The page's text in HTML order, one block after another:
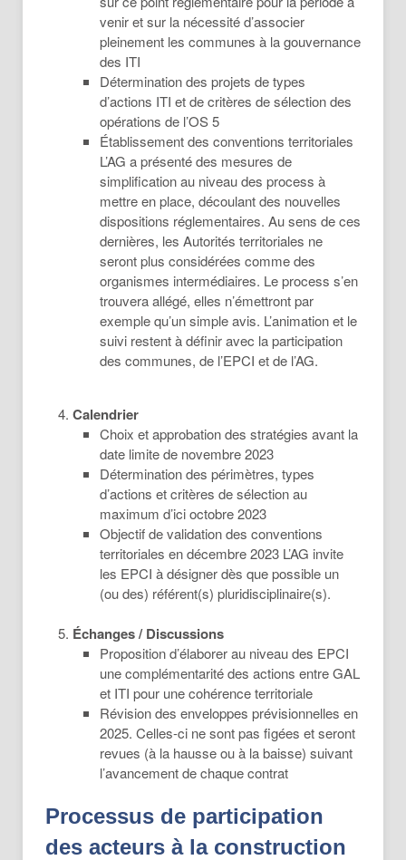
venir et sur la nécessité d’associer
pleinement les communes à la gouvernance
des ITI
Détermination des projets de types
d’actions ITI et de critères de sélection des
opérations de l’OS 5
Établissement des conventions territoriales
L’AG a présenté des mesures de
simplification au niveau des process à
mettre en place, découlant des nouvelles
dispositions réglementaires. Au sens de ces
dernières, les Autorités territoriales ne
seront plus considérées comme des
organismes intermédiaires. Le process s’en
trouvera allégé, elles n’émettront par
exemple qu’un simple avis. L’animation et le
suivi restent à définir avec la participation
des communes, de l’EPCI et de l’AG.
Calendrier
Choix et approbation des stratégies avant la
date limite de novembre 2023
Détermination des périmètres, types
d’actions et critères de sélection au
maximum d’ici octobre 2023
Objectif de validation des conventions
territoriales en décembre 2023 L’AG invite
les EPCI à désigner dès que possible un
(ou des) référent(s) pluridisciplinaire(s).
Échanges / Discussions
Proposition d’élaborer au niveau des EPCI
une complémentarité des actions entre GAL
et ITI pour une cohérence territoriale
Révision des enveloppes prévisionnelles en
2025. Celles-ci ne sont pas figées et seront
revues (à la hausse ou à la baisse) suivant
l’avancement de chaque contrat
Processus de participation
des acteurs à la construction